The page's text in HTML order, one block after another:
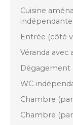
Cuisine
indépendante
Entrée (côté
Véranda avec
Dégagement
WC
Chambre
Chambre